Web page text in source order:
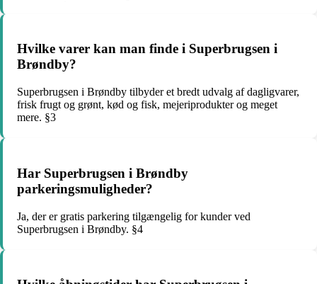
Hvilke varer kan man finde i Superbrugsen i
Brøndby?
Superbrugsen i Brøndby tilbyder et bredt udvalg af dagligvarer,
frisk frugt og grønt, kød og fisk, mejeriprodukter og meget
mere. §3
Har Superbrugsen i Brøndby
parkeringsmuligheder?
Ja, der er gratis parkering tilgængelig for kunder ved
Superbrugsen i Brøndby. §4